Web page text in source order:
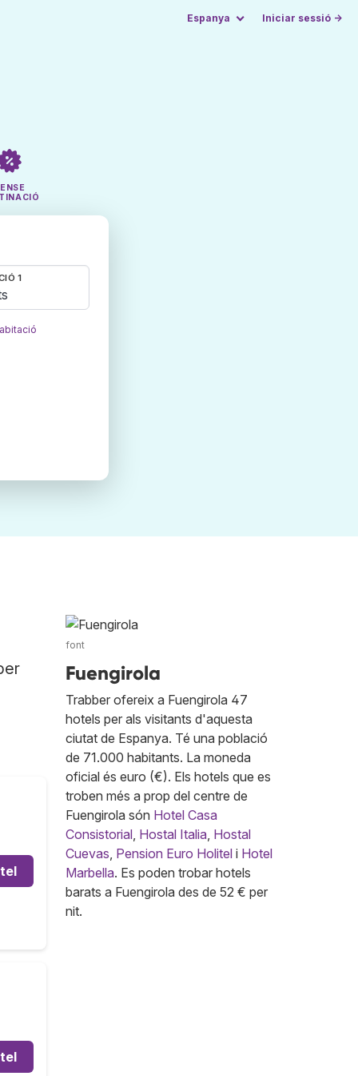
Espanya Iniciar sessió →
1
font
Fuengirola
Trabber ofereix a Fuengirola 47
hotels per als visitants d'aquesta
ciutat de Espanya. Té una població
de 71.000 habitants. La moneda
oficial és euro (€). Els hotels que es
troben més a prop del centre de
Fuengirola són Hotel Casa
Consistorial, Hostal Italia, Hostal
Cuevas, Pension Euro Holitel i Hotel
Marbella. Es poden trobar hotels
barats a Fuengirola des de 52 € per
nit.